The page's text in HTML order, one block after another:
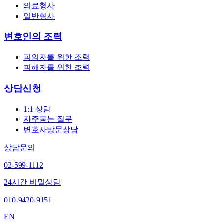
의료형사
일반형사
변호인의 조력
피의자를 위한 조력
피해자를 위한 조력
상담신청
1:1 상담
자주묻는 질문
변호사방문상담
상담문의
02-599-1112
24시간 비밀상담
010-9420-9151
EN